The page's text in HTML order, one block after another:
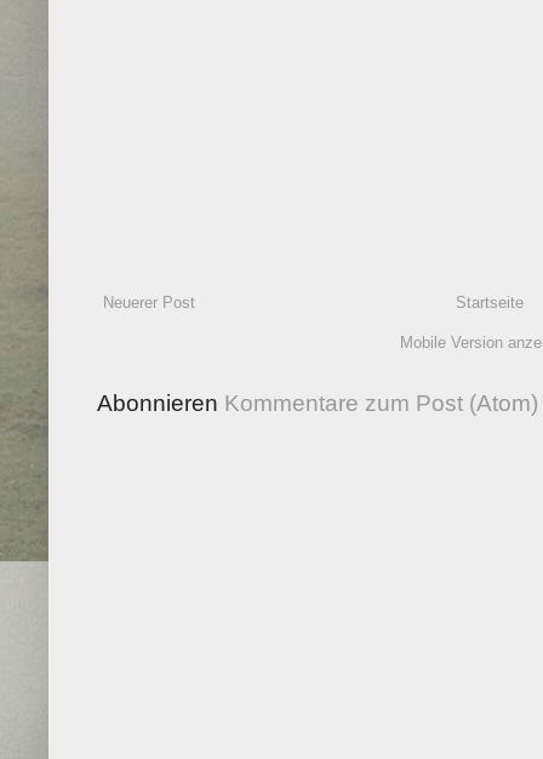
Neuerer Post Startseite
Mobile Version
Abonnieren Kommentare zum Post (Atom)